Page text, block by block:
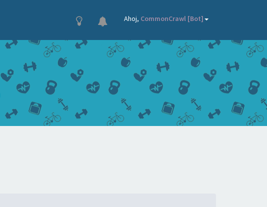
Ahoj, CommonCrawl [Bot]